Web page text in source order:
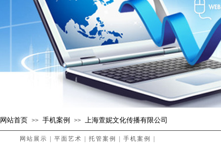
网站首页 >> 手机案例 >> 上海萱妮文化传播有限公司
网站展示 平面艺术 托管案例 手机案例